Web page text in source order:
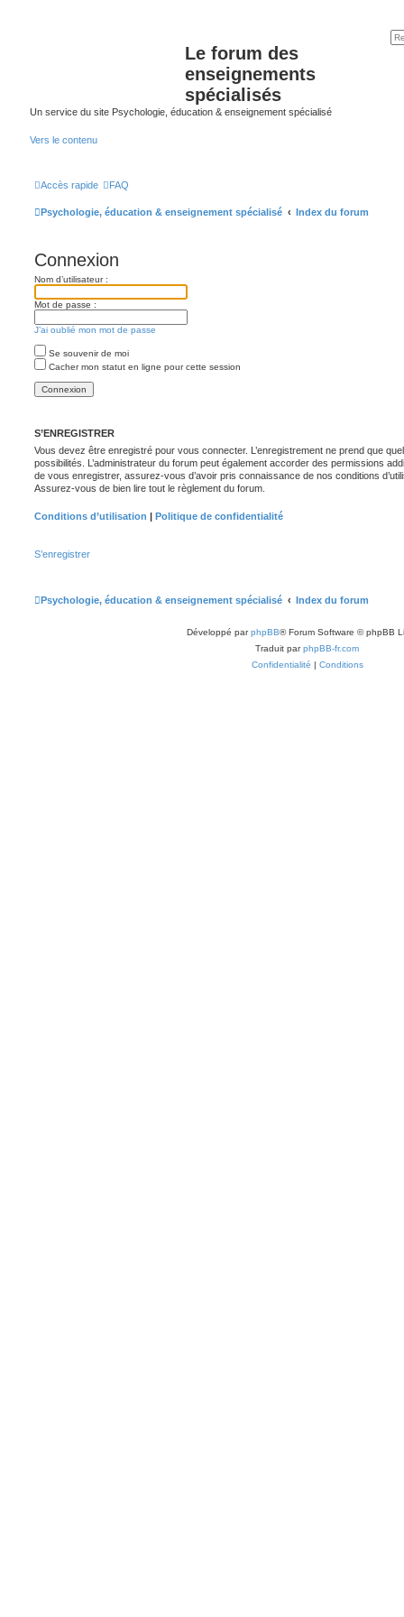
Le forum des
enseignements
spécialisés
Un service du site Psychologie, éducation & enseignement spécialisé
Vers le contenu
Accès rapide FAQ
Psychologie, éducation & enseignement spécialisé Index du forum
Connexion
Nom d’utilisateur :
Mot de passe :
J’ai oublié mon mot de passe
Se souvenir de moi
Cacher mon statut en ligne pour cette session
S’ENREGISTRER
Vous devez être enregistré pour vous connecter. L’enregistrement ne prend que
possibilités. L’administrateur du forum peut également accorder des permissions
de vous enregistrer, assurez-vous d’avoir pris connaissance de nos conditions
Assurez-vous de bien lire tout le règlement du forum.
Conditions d’utilisation | Politique de confidentialité
S’enregistrer
Psychologie, éducation & enseignement spécialisé Index du forum
Développé parphpBB® Forum Software © phpBB
Traduit parphpBB-fr.com
Confidentialité | Conditions